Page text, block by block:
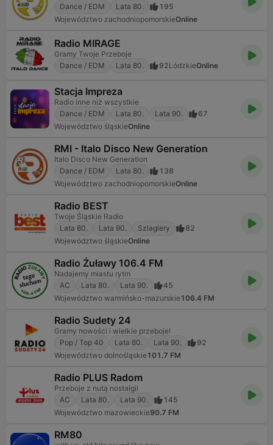
Dance / EDM
Lata 80.
195
Województwo zachodniopomorskieOnline
Radio MIRAGE
Gramy Twoje Przeboje
Dance / EDM
Lata 80. 92LódzkieOnline
Stacja Impreza
Radio inne niż wszystkie
Dance / EDM
Lata 80. Lata 90.
67
Województwo śląskieOnline
RMI - Italo Disco New Generation
Italo Disco New Generation
Dance / EDM
Lata 80.
138
Województwo zachodniopomorskieOnline
Radio BEST
Twoje Śląskie Radio
Lata 80.
Lata 90. Szlagiery
82
Województwo śląskieOnline
Radio Żuławy 106.4 FM
Nadajemy miastu rytm
AC
Lata 80. Lata 90.
45
Województwo warmińsko-mazurskie106.4 FM
Radio Sudety 24
Gramy nowości i wielkie przeboje!
Pop / Top 40
Lata 80. Lata 90.
92
Województwo dolnośląskie101.7 FM
Radio PLUS Radom
Przeboje z nutą nostalgii
AC
Lata 80. Lata 90.
145
Województwo mazowieckie90.7 FM
RM80